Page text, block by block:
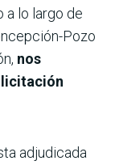
a lo largo de
Pozo
nos
licitación
adjudicada